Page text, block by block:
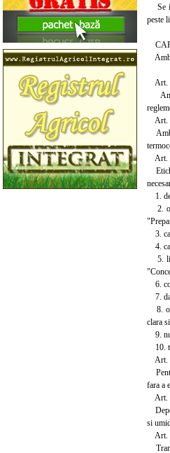
Se
peste
Art.
Art.
Art.
1.
2. o
3.
4.
5.
6.
7.
8. o
clara
9.
10.
Art.
fara a
Art.
si
Art.